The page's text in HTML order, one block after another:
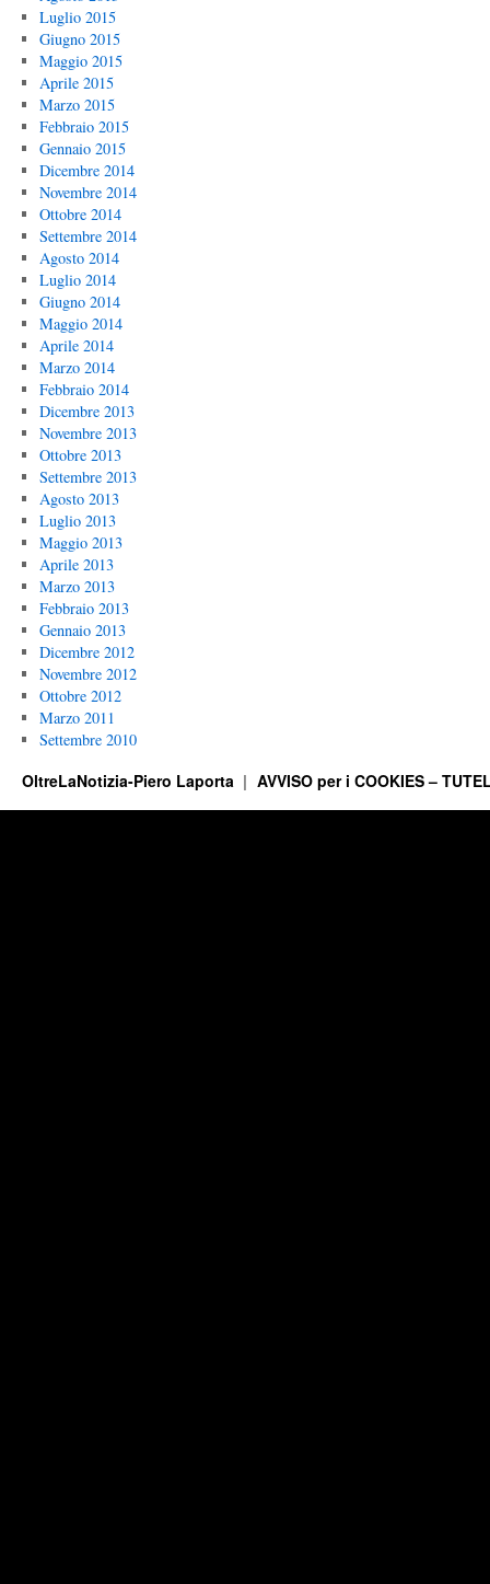
Luglio 2015
Giugno 2015
Maggio 2015
Aprile 2015
Marzo 2015
Febbraio 2015
Gennaio 2015
Dicembre 2014
Novembre 2014
Ottobre 2014
Settembre 2014
Agosto 2014
Luglio 2014
Giugno 2014
Maggio 2014
Aprile 2014
Marzo 2014
Febbraio 2014
Dicembre 2013
Novembre 2013
Ottobre 2013
Settembre 2013
Agosto 2013
Luglio 2013
Maggio 2013
Aprile 2013
Marzo 2013
Febbraio 2013
Gennaio 2013
Dicembre 2012
Novembre 2012
Ottobre 2012
Marzo 2011
Settembre 2010
OltreLaNotizia-Piero Laporta AVVISO per i COOKIES –